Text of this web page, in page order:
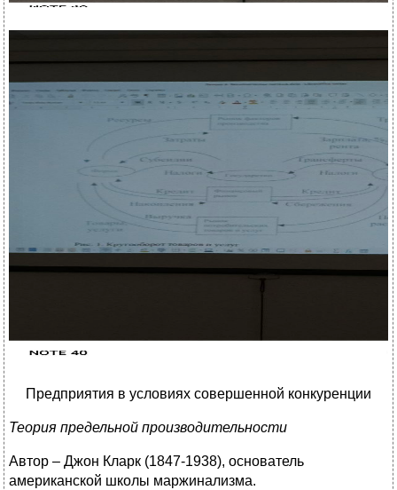
Предприятия в условиях совершенной конкуренции
Теория предельной производительности
Автор – Джон Кларк (1847-1938), основатель
американской школы маржинализма.